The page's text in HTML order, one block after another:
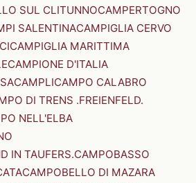
SUL CLITUNNOCAMPERTOGNO
SALENTINACAMPIGLIA CERVO
CAMPIGLIA MARITTIMA
CAMPIONE D'ITALIA
CAMPLICAMPO CALABRO
DI TRENS .FREIENFELD.
NELL'ELBA
IN TAUFERS.CAMPOBASSO
CAMPOBELLO DI MAZARA